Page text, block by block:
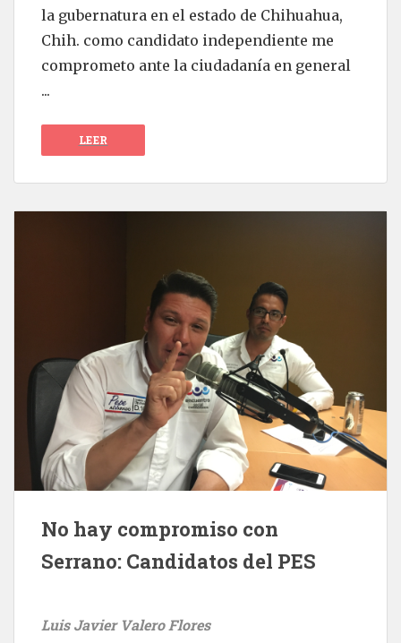
la gubernatura en el estado de Chihuahua,
Chih. como candidato independiente me
comprometo ante la ciudadanía en general
...
LEER
No hay compromiso con
Serrano: Candidatos del PES
Luis Javier Valero Flores